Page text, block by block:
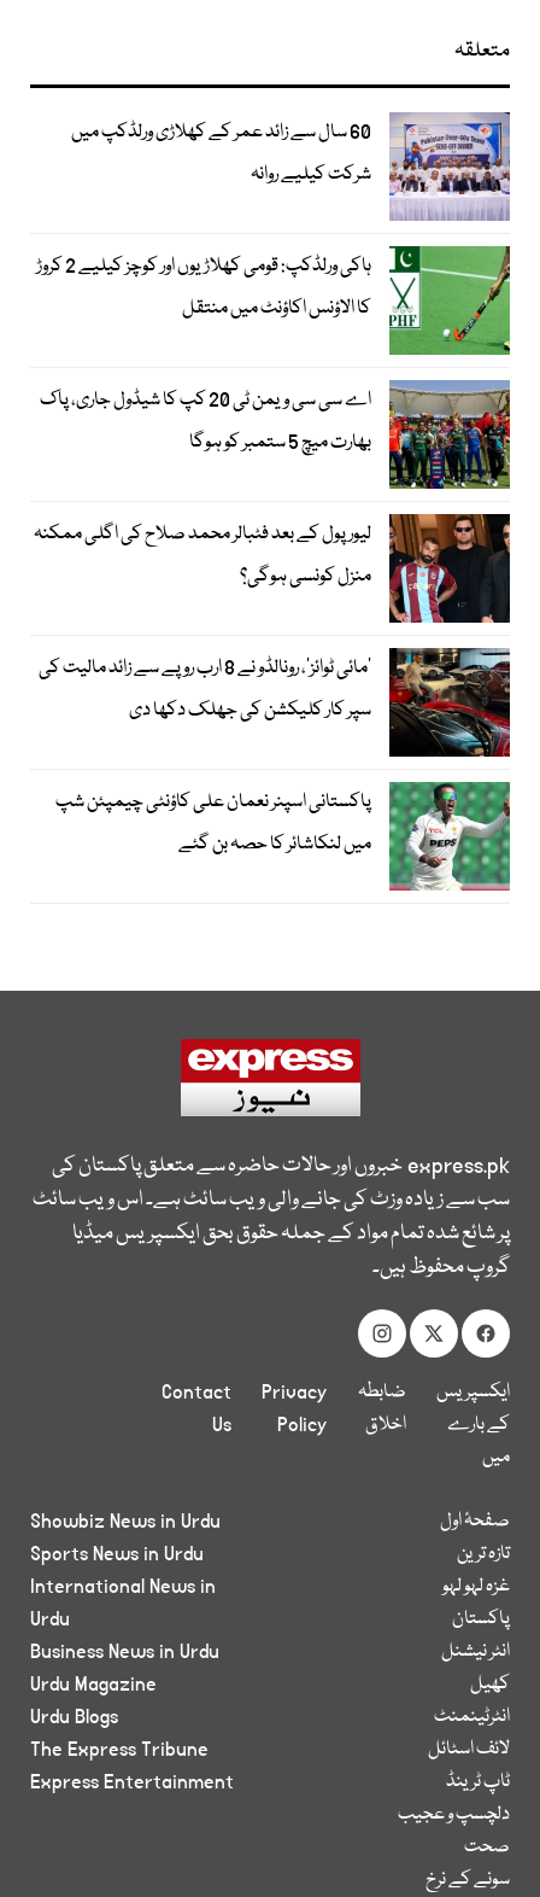
متعلقہ
60 سال سے زائد عمر کے کھلاڑی ورلڈکپ میں
شرکت کیلیے روانہ
ہاکی ورلڈکپ: قومی کھلاڑیوں اور کوچز کیلیے 2 کروڑ
کا الاؤنس اکاؤنٹ میں منتقل
اے سی سی ویمن ٹی 20 کپ کا شیڈول جاری، پاک
بھارت میچ 5 ستمبر کو ہوگا
لیور پول کے بعد فٹبالر محمد صلاح کی اگلی ممکنہ
منزل کونسی ہوگی؟
’مائی ٹوائز‘، رونالڈو نے 8 ارب روپے سے زائد مالیت کی
سپر کار کلیکشن کی جھلک دکھا دی
پاکستانی اسپنر نعمان علی کاؤنٹی چیمپئن شپ
میں لنکاشائر کا حصہ بن گئے
express.pkخبروں اور حالات حاضرہ سے متعلق پاکستان کی
سب سے زیادہ وزٹ کی جانے والی ویب سائٹ ہے۔ اس ویب سائٹ
پر شائع شدہ تمام مواد کے جملہ حقوق بحق ایکسپریس میڈیا
گروپ محفوظ ہیں۔
ایکسپریس
کے بارے
میں
ضابطہ
اخلاق
Privacy
Policy
Contact
Us
صفحۂ اول
تازہ ترین
غزہ لہو لہو
پاکستان
انٹر نیشنل
کھیل
انٹرٹینمنٹ
لائف اسٹائل
ٹاپ ٹرینڈ
دلچسپ و عجیب
صحت
سونے کے نرخ
Showbiz News in Urdu
Sports News in Urdu
International News in
Urdu
Business News in Urdu
Urdu Magazine
Urdu Blogs
The Express Tribune
Express Entertainment